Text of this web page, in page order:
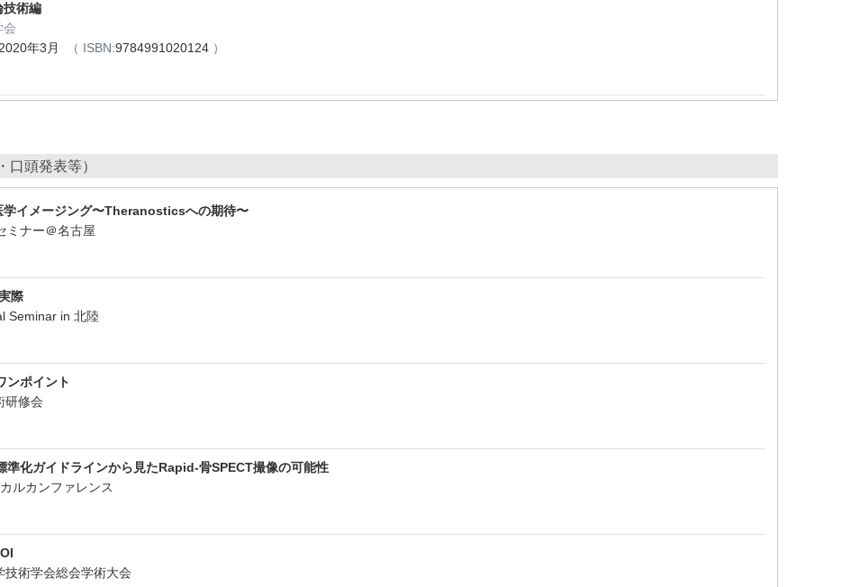
技術編
会
年3月
（ ISBN:9784991020124 ）
口頭発表等）
学イメージング〜Theranosticsへの期待〜
ミナー＠名古屋
際
Seminar in 北陸
ンポイント
研修会
準化ガイドラインから見たRapid-骨SPECT撮像の可能性
ルカンファレンス
技術学会総会学術大会